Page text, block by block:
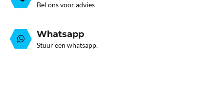
Bel ons voor advies
Whatsapp
Stuur een whatsapp.